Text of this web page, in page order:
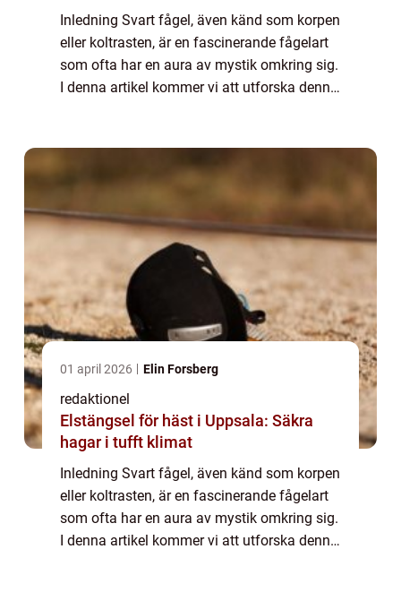
Inledning Svart fågel, även känd som korpen
eller koltrasten, är en fascinerande fågelart
som ofta har en aura av mystik omkring sig.
I denna artikel kommer vi att utforska denna
01 april 2026 Elin Forsberg
redaktionel
Elstängsel för häst i Uppsala: Säkra
hagar i tufft klimat
Inledning Svart fågel, även känd som korpen
eller koltrasten, är en fascinerande fågelart
som ofta har en aura av mystik omkring sig.
I denna artikel kommer vi att utforska denna